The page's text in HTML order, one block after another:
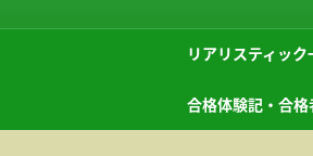
リアリスティッ
合格体験記・合